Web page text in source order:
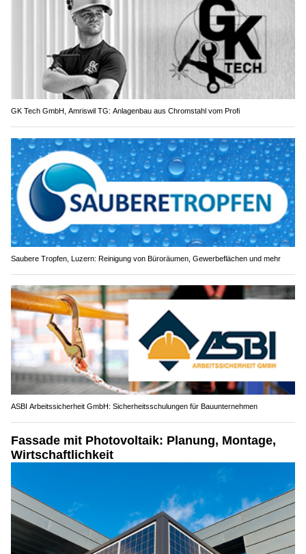
GK Tech GmbH, Amriswil TG: Anlagenbau aus Chromstahl vom Profi
Saubere Tropfen, Luzern: Reinigung von Büroräumen, Gewerbeflächen und mehr
ASBI Arbeitssicherheit GmbH: Sicherheitsschulungen für Bauunternehmen
Fassade mit Photovoltaik: Planung, Montage,
Wirtschaftlichkeit